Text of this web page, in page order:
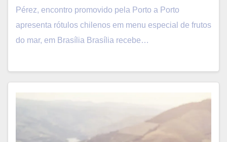
Pérez, encontro promovido pela Porto a Porto
apresenta rótulos chilenos em menu especial de frutos
do mar, em Brasília Brasília recebe…